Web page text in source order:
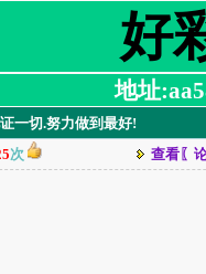
好
地址
一切.努力做到最好!
次 查看〖